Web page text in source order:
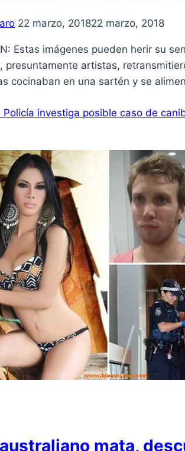
22 marzo, 201822 marzo, 2018
Estas imágenes pueden herir su
presuntamente artistas,
cocinaban en una sartén y se
Policía investiga posible caso de
mata,